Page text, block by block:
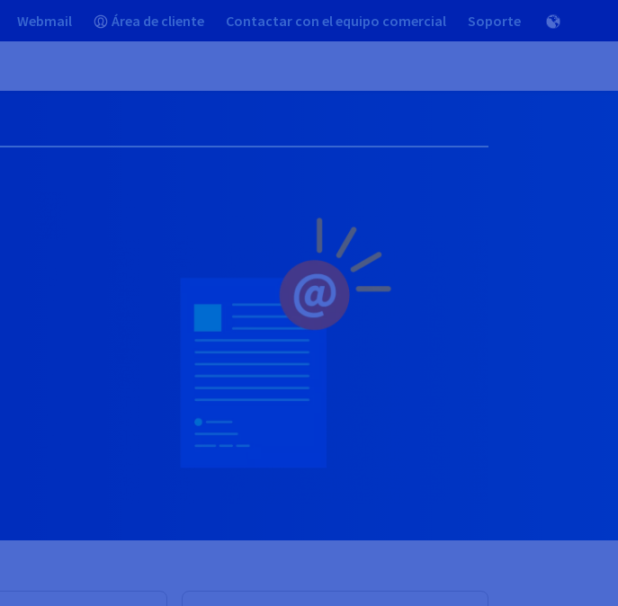
Webmail Área de cliente Contactar con el equipo comercial Soporte